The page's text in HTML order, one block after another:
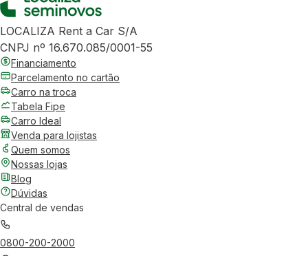
LOCALIZA Rent a Car S/A
CNPJ nº 16.670.085/0001-55
Financiamento
Parcelamento no cartão
Carro na troca
Tabela Fipe
Carro Ideal
Venda para lojistas
Quem somos
Nossas lojas
Blog
Dúvidas
Central de vendas
0800-200-2000